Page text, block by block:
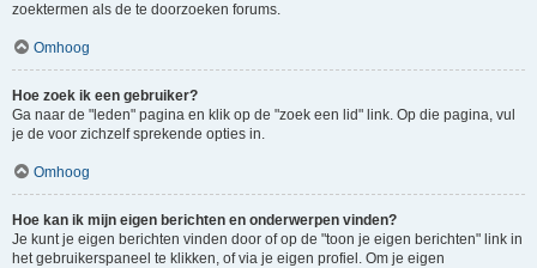
zoektermen als de te doorzoeken forums.
Omhoog
Hoe zoek ik een gebruiker?
Ga naar de "leden" pagina en klik op de "zoek een lid" link. Op die pagina, vul
je de voor zichzelf sprekende opties in.
Omhoog
Hoe kan ik mijn eigen berichten en onderwerpen vinden?
Je kunt je eigen berichten vinden door of op de "toon je eigen berichten" link in
het gebruikerspaneel te klikken, of via je eigen profiel. Om je eigen